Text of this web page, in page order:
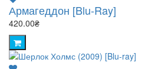
Армагеддон [Blu-Ray]
420.00₴